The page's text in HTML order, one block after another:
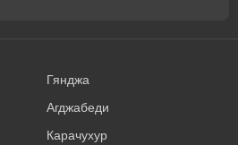
Гянджа
Агджабеди
Карачухур